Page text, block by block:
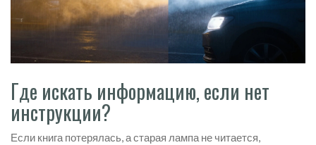
Где искать информацию, если нет
инструкции?
Если книга потерялась, а старая лампа не читается,